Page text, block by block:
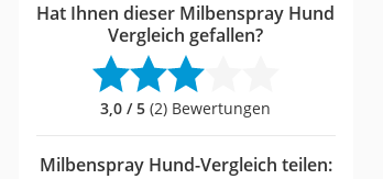
Hat Ihnen dieser Milbenspray Hund
Vergleich gefallen?
3,0 / 5 (2) Bewertungen
Milbenspray Hund-Vergleich teilen: